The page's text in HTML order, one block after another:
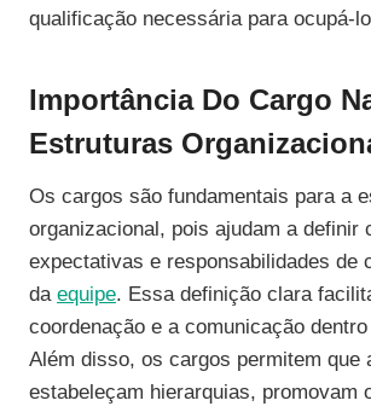
qualificação necessária para ocupá-
Importância Do Cargo
Estruturas
Os cargos são fundamentais para a
organizacional, pois ajudam a definir
expectativas e responsabilidades de
da equipe. Essa definição clara
coordenação e a comunicação
Além disso, os cargos permitem que
estabeleçam hierarquias, promovam